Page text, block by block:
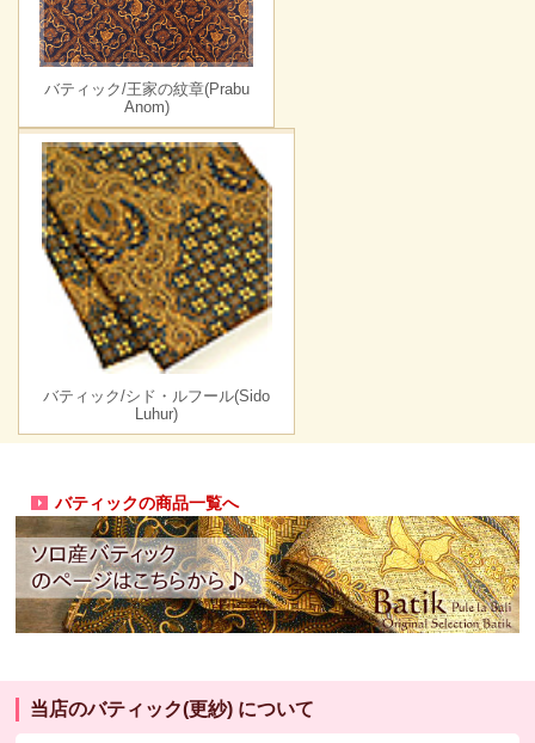
バティック/王家の紋章(Prabu
Anom)
バティック/シド・ルフール(Sido
Luhur)
バティックの商品一覧へ
当店のバティック(更紗) について